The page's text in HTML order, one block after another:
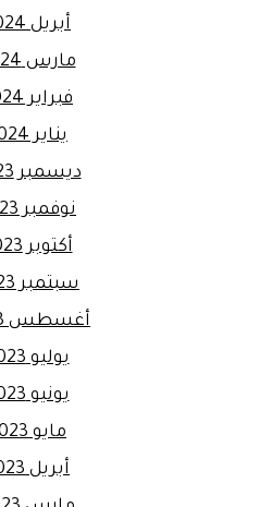
أبريل 2024
مارس 2024
فبراير 2024
يناير 2024
ديسمبر 2023
نوفمبر 2023
أكتوبر 2023
سبتمبر 2023
أغسطس 2023
يوليو 2023
يونيو 2023
مايو 2023
أبريل 2023